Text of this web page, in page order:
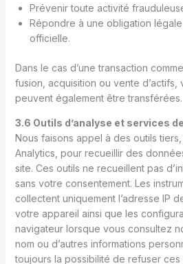
Prévenir toute activité
Répondre à une obligation
officielle.
Dans le cas d’une transaction
fusion, acquisition ou vente d’actifs,
peuvent également être transférées.
3.6 Outils d’analyse et services
Nous faisons appel à des outils
Analytics, pour recueillir des
site. Ces outils ne recueillent pas
sans votre consentement. Les
collectent uniquement l’adresse IP
votre appareil ainsi que les
navigateur lorsque vous consultez
nom ou d’autres informations
toujours la possibilité de refuser